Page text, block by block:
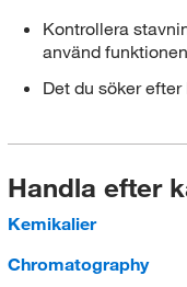
Kontrollera
använd
Det du söker
Handla efter
Kemikalier
Chromatography